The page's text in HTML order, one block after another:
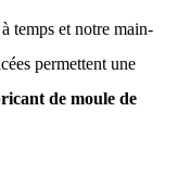
temps et notre main-
permettent une
de moule de